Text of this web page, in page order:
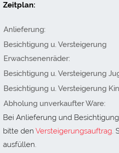
Zeitplan:
Anlieferung:
Besichtigung u. Versteigerung
Erwachsenenräder:
Besichtigung u. Versteigerung
Besichtigung u. Versteigerung
Abholung unverkaufter Ware:
Bei Anlieferung und
bitte den Versteigerungsauftrag.
ausfüllen.